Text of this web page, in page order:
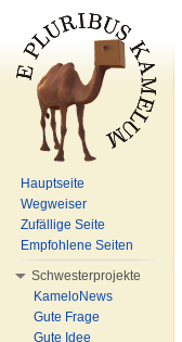
Hauptseite
Wegweiser
Zufällige Seite
Empfohlene Seiten
Schwesterprojekte
KameloNews
Gute Frage
Gute Idee